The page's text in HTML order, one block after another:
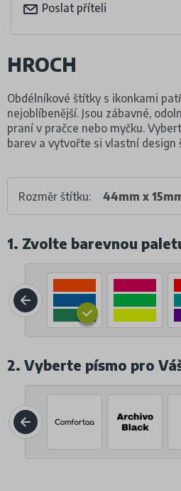
Poslat příteli
HROCH
Obdélníkové štítky s ikonkami
nejoblíbenější. Jsou zábavné,
praní v pračce nebo myčku.
barev a vytvořte si vlastní design
Rozměr štítku: 44mm x
1. Zvolte barevnou
2. Vyberte písmo pro